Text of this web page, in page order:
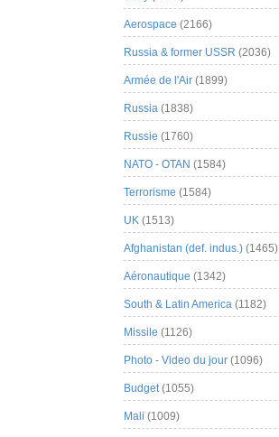
Aerospace (2166)
Russia & former USSR (2036)
Armée de l'Air (1899)
Russia (1838)
Russie (1760)
NATO - OTAN (1584)
Terrorisme (1584)
UK (1513)
Afghanistan (def. indus.) (1465)
Aéronautique (1342)
South & Latin America (1182)
Missile (1126)
Photo - Video du jour (1096)
Budget(1055)
Mali (1009)